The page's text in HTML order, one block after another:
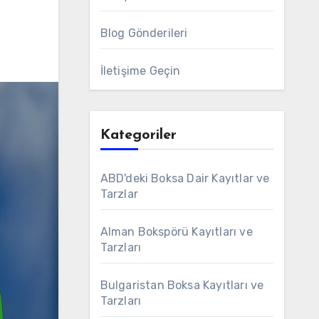
Blog Gönderileri
İletişime Geçin
Kategoriler
ABD'deki Boksa Dair Kayıtlar ve
Tarzlar
Alman Bokspörü Kayıtları ve
Tarzları
Bulgaristan Boksa Kayıtları ve
Tarzları